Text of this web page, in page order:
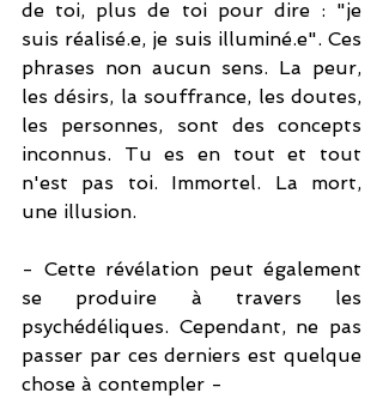
de toi, plus de toi pour dire : "je
suis réalisé.e, je suis illuminé.e". Ces
phrases non aucun sens. La peur,
les désirs, la souffrance, les doutes,
les personnes, sont des concepts
inconnus. Tu es en tout et tout
n'est pas toi. Immortel. La mort,
une illusion.
- Cette révélation peut également
se produire à travers les
psychédéliques. Cependant, ne pas
passer par ces derniers est quelque
chose à contempler -